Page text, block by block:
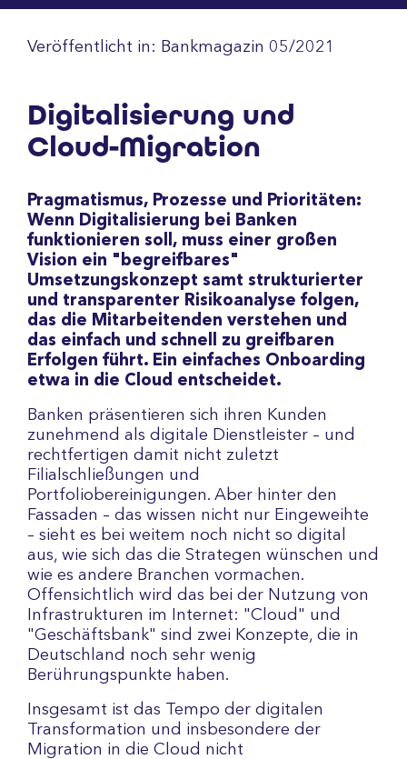
Veröffentlicht in: Bankmagazin 05/2021
Digitalisierung und
Cloud-Migration
Pragmatismus, Prozesse und Prioritäten:
Wenn Digitalisierung bei Banken
funktionieren soll, muss einer großen
Vision ein "begreifbares"
Umsetzungskonzept samt strukturierter
und transparenter Risikoanalyse folgen,
das die Mitarbeitenden verstehen und
das einfach und schnell zu greifbaren
Erfolgen führt. Ein einfaches Onboarding
etwa in die Cloud entscheidet.
Banken präsentieren sich ihren Kunden
zunehmend als digitale Dienstleister – und
rechtfertigen damit nicht zuletzt
Filialschließungen und
Portfoliobereinigungen. Aber hinter den
Fassaden – das wissen nicht nur Eingeweihte
– sieht es bei weitem noch nicht so digital
aus, wie sich das die Strategen wünschen und
wie es andere Branchen vormachen.
Offensichtlich wird das bei der Nutzung von
Infrastrukturen im Internet: "Cloud" und
"Geschäftsbank" sind zwei Konzepte, die in
Deutschland noch sehr wenig
Berührungspunkte haben.
Insgesamt ist das Tempo der digitalen
Transformation und insbesondere der
Migration in die Cloud nicht